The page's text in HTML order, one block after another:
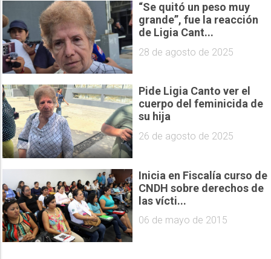
“Se quitó un peso muy
grande”, fue la reacción
de Ligia Cant...
28 de agosto de 2025
Pide Ligia Canto ver el
cuerpo del feminicida de
su hija
26 de agosto de 2025
Inicia en Fiscalía curso de
CNDH sobre derechos de
las vícti...
06 de mayo de 2015